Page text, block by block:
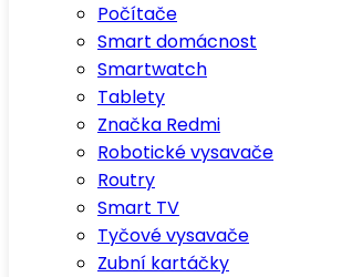
Počítače
Smart domácnost
Smartwatch
Tablety
Značka Redmi
Robotické vysavače
Routry
Smart TV
Tyčové vysavače
Zubní kartáčky